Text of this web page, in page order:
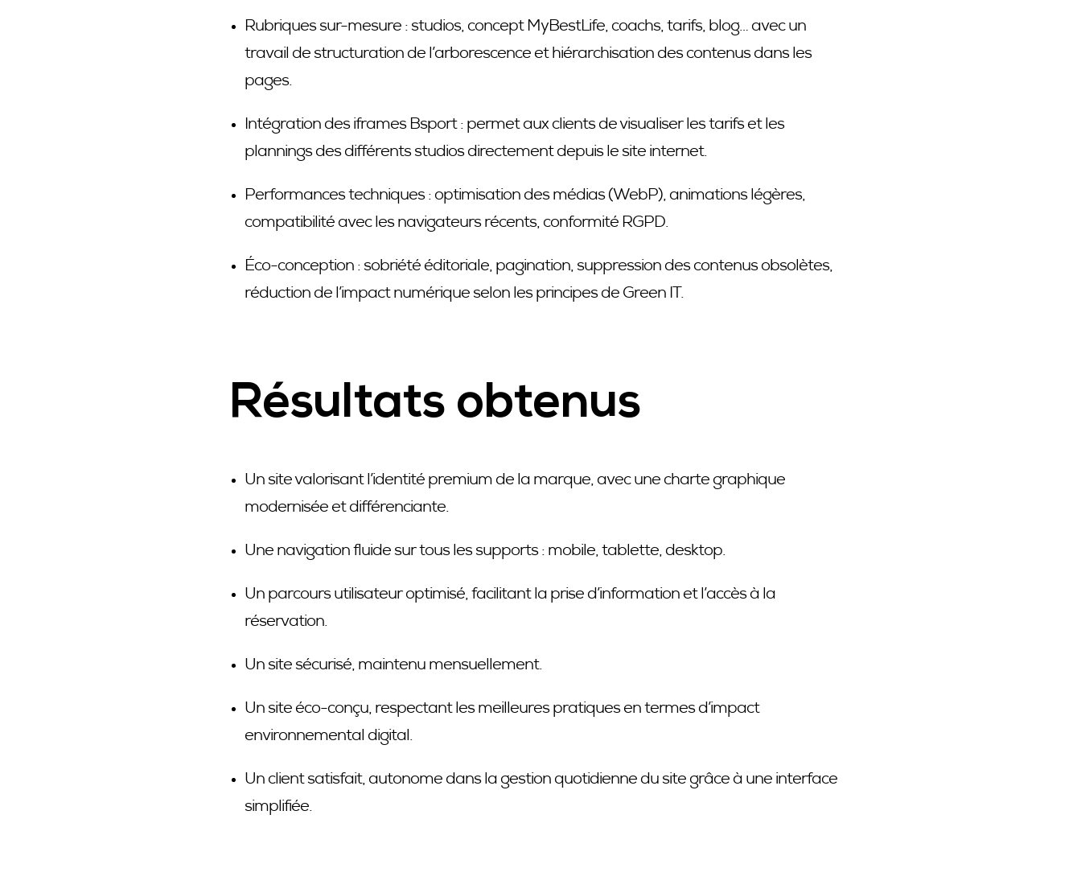
Rubriques sur-mesure : studios, concept MyBestLife, coachs, tarifs, blog… avec un
travail de structuration de l’arborescence et hiérarchisation des contenus dans les
pages.
Intégration des iframes Bsport : permet aux clients de visualiser les tarifs et les
plannings des différents studios directement depuis le site internet.
Performances techniques : optimisation des médias (WebP), animations légères,
compatibilité avec les navigateurs récents, conformité RGPD.
Éco-conception : sobriété éditoriale, pagination, suppression des contenus obsolètes,
réduction de l’impact numérique selon les principes de Green IT.
Résultats obtenus
Un site valorisant l’identité premium de la marque, avec une charte graphique
modernisée et différenciante.
Une navigation fluide sur tous les supports : mobile, tablette, desktop.
Un parcours utilisateur optimisé, facilitant la prise d’information et l’accès à la
réservation.
Un site sécurisé, maintenu mensuellement.
Un site éco-conçu, respectant les meilleures pratiques en termes d’impact
environnemental digital.
Un client satisfait, autonome dans la gestion quotidienne du site grâce à une interface
simplifiée.